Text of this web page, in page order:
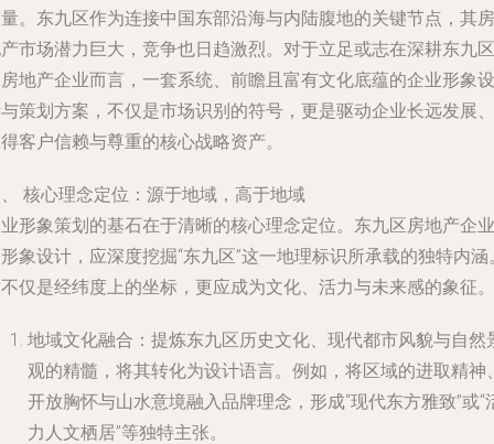
。东九区作为连接中国东部沿海与内陆腹地的关键节点，其房
市场潜力巨大，竞争也日趋激烈。对于立足或志在深耕东九区
地产企业而言，一套系统、前瞻且富有文化底蕴的企业形象设
策划方案，不仅是市场识别的符号，更是驱动企业长远发展、
客户信赖与尊重的核心战略资产。
核心理念定位：源于地域，高于地域
形象策划的基石在于清晰的核心理念定位。东九区房地产企业
象设计，应深度挖掘“东九区”这一地理标识所承载的独特内涵
仅是经纬度上的坐标，更应成为文化、活力与未来感的象征。
地域文化融合 ：提炼东九区历史文化、现代都市风貌与自然
观的精髓，将其转化为设计语言。例如，将区域的进取精神
开放胸怀与山水意境融入品牌理念，形成“现代东方雅致”或“
力人文栖居”等独特主张。